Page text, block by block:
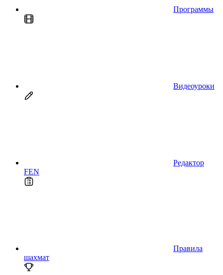
Программы
Видеоуроки
Редактор
FEN
Правила
шахмат